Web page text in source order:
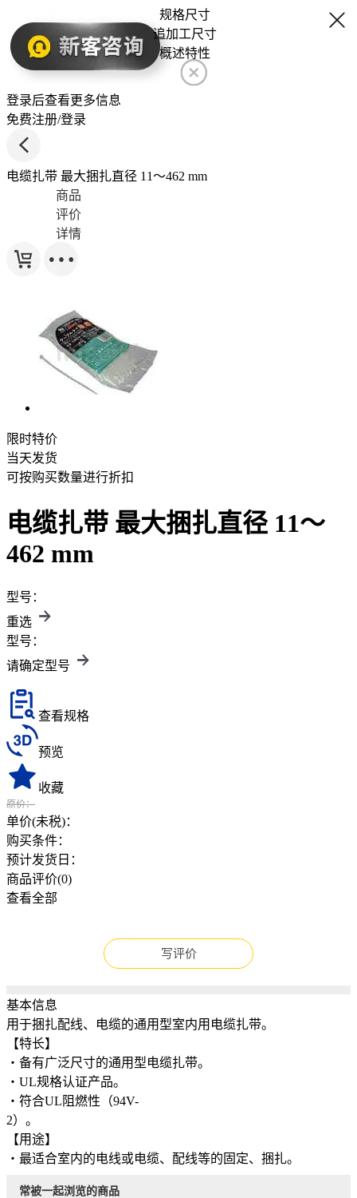
登录后查看更多信息
免费注册/登录
电缆扎带 最大捆扎直径 11～462 mm
商品
评价
详情
限时特价
当天发货
可按购买数量进行折扣
电缆扎带 最大捆扎直径 11～
462 mm
型号：
重选
型号：
请确定型号
查看规格
预览
收藏
原价：
单价(未税)：
购买条件：
预计发货日：
商品评价(0)
查看全部
写评价
基本信息
用于捆扎配线、电缆的通用型室内用电缆扎带。
【特长】
・备有广泛尺寸的通用型电缆扎带。
・UL规格认证产品。
・符合UL阻燃性（94V-
2）。
【用途】
・最适合室内的电线或电缆、配线等的固定、捆扎。
常被一起浏览的商品
规格尺寸
追加工尺寸
概述特性